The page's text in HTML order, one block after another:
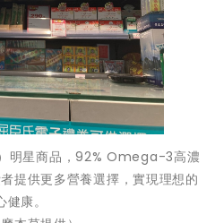
明星商品，92% Omega-3高濃
提供更多營養選擇，實現理想的
健康。